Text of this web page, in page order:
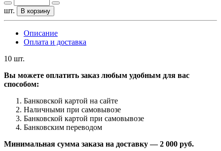
шт. В корзину
Описание
Оплата и доставка
10 шт.
Вы можете оплатить заказ любым удобным для вас
способом:
Банковской картой на сайте
Наличными при самовывозе
Банковской картой при самовывозе
Банковским переводом
Минимальная сумма заказа на доставку — 2 000 руб.